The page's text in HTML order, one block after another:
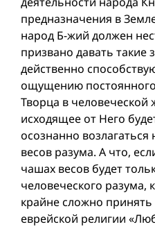
предназначения в
народ Б-жий должен
призвано давать такие
действенно
ощущению постоянного
Творца в человеческой
исходящее от Него
осознанно
весов разума. А что,
чашах весов будет
человеческого разума,
крайне сложно
еврейской религии